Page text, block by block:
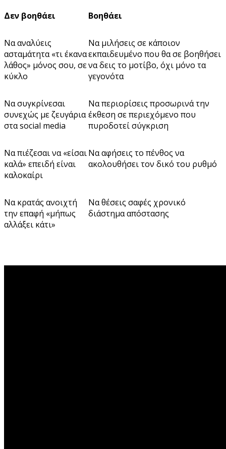
Δεν βοηθάει Βοηθάει
Να αναλύεις
ασταμάτητα «τι έκανα
λάθος» μόνος σου, σε
κύκλο
Να μιλήσεις σε κάποιον
εκπαιδευμένο που θα σε βοηθήσει
να δεις το μοτίβο, όχι μόνο τα
γεγονότα
Να συγκρίνεσαι
συνεχώς με ζευγάρια
στα social media
Να περιορίσεις προσωρινά την
έκθεση σε περιεχόμενο που
πυροδοτεί σύγκριση
Να πιέζεσαι να «είσαι
καλά» επειδή είναι
καλοκαίρι
Να αφήσεις το πένθος να
ακολουθήσει τον δικό του ρυθμό
Να κρατάς ανοιχτή
την επαφή «μήπως
αλλάξει κάτι»
Να θέσεις σαφές χρονικό
διάστημα απόστασης